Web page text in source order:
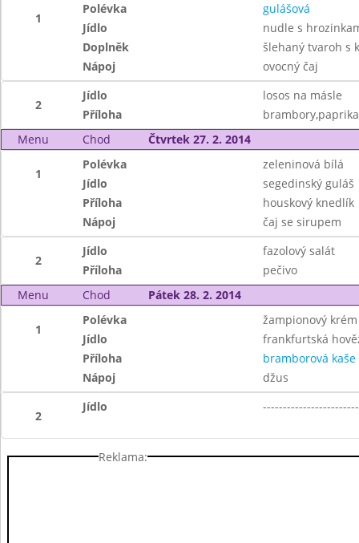
1
Polévka
gulášová
Jídlo
nudle s
Doplněk
šlehaný tvaroh s
Nápoj
ovocný čaj
2
Jídlo
losos na másle
Příloha
brambory,paprika
Menu
Chod Čtvrtek 27. 2. 2014
1
Polévka
zeleninová bílá
Jídlo
segedinský guláš
Příloha
houskový knedlík
Nápoj
čaj se sirupem
2
Jídlo
fazolový salát
Příloha
pečivo
Menu
Chod Pátek 28. 2. 2014
1
Polévka
žampionový krém
Jídlo
frankfurtská
Příloha
bramborová kaše
Nápoj
džus
2
Jídlo
Reklama: